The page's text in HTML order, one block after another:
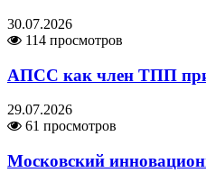
30.07.2026
114 просмотров
АПСС как член ТПП
29.07.2026
61 просмотров
Московский